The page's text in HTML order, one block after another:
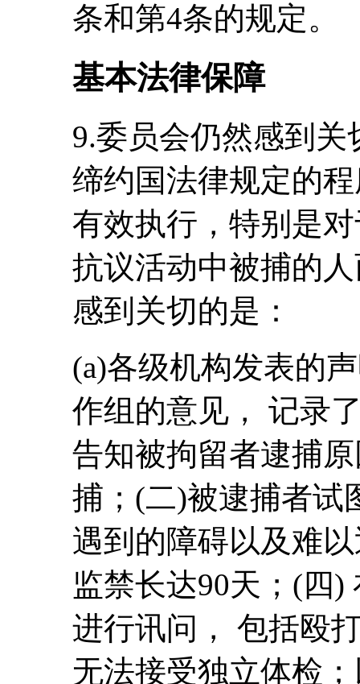
条和第4条的规定。
基本法律保障
9.委员会仍然感到
缔约国法律规定的
有效执行，特别是
抗议活动中被捕的
感到关切的是：
(a)各级机构发表的
作组的意见， 记录
告知被拘留者逮捕
捕；(二)被逮捕者试
遇到的障碍以及难
监禁长达90天；(四
进行讯问， 包括殴
无法接受独立体检